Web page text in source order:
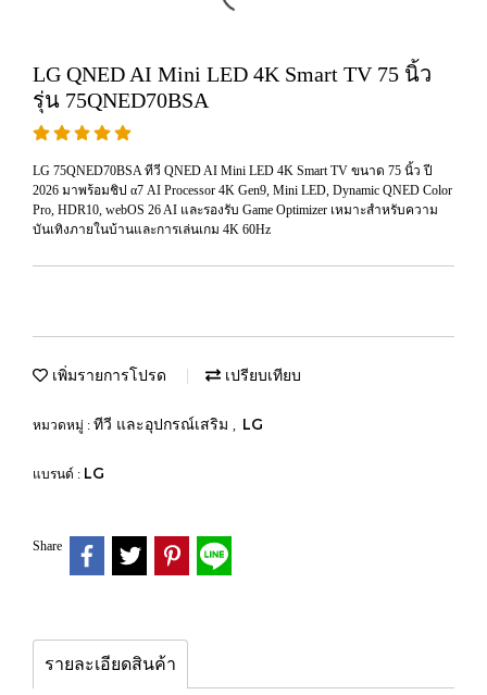
LG QNED AI Mini LED 4K Smart TV 75 นิ้ว
รุ่น 75QNED70BSA
LG 75QNED70BSA ทีวี QNED AI Mini LED 4K Smart TV ขนาด 75 นิ้ว ปี
2026 มาพร้อมชิป α7 AI Processor 4K Gen9, Mini LED, Dynamic QNED Color
Pro, HDR10, webOS 26 AI และรองรับ Game Optimizer เหมาะสำหรับความ
บันเทิงภายในบ้านและการเล่นเกม 4K 60Hz
เพิ่มรายการโปรด เปรียบเทียบ
หมวดหมู่ : ทีวี และอุปกรณ์เสริม , LG
แบรนด์ : LG
Share
รายละเอียดสินค้า